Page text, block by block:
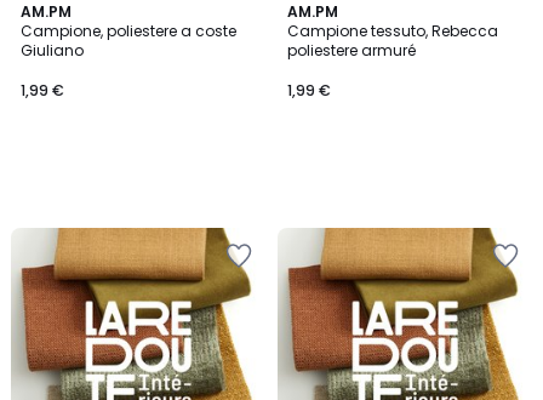
AM.PM
Campione, poliestere a coste
Giuliano
1,99 €
AM.PM
Campione tessuto, Rebecca
poliestere armuré
1,99 €